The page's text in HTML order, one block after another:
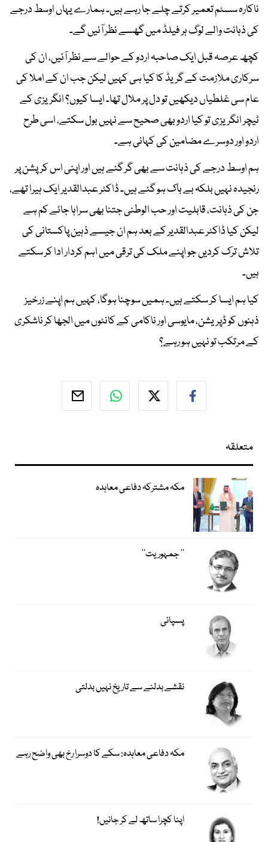
ناکارہ سسٹم تعمیر کرتے چلے جا رہے ہیں۔ ہمارے یہاں اوسط درجے
کی ذہانت والے لوگ ہر فیلڈ میں گھسے نظر آئیں گے۔
کچھ عرصہ قبل ایک صاحبہ اردو کے حوالے سے نظر آئیں، ان کی
سرکاری ملازمت کے گریڈ کا کیا ہی کہیں لیکن جب ان کے املا کی
عام سی غلطیاں دیکھیں تو دل پر ملال تھا۔ ایسا کیوں؟ انگریزی کے
ٹیچر انگریزی تو کیا اردو بھی صحیح سے نہیں بول سکتے، اسی طرح
اردو اور دوسرے مضامین کی کہانی ہے۔
ہم اوسط درجے کی ذہانت سے بھی گر گئے ہیں اور اپنی اس کرپشن پر
رنجیدہ نہیں بلکہ بے باک ہو گئے ہیں۔ ڈاکٹر عبدالقدیر ایک ہیرا تھے،
جن کی ذہانت، قابلیت اور حب الوطنی جتنا بھی سراہا جائے کم ہے
لیکن کیا ڈاکٹر عبدالقدیر کے بعد ہم ان جیسے ذہین پاکستانی کی
تلاش ترک کردیں جو اپنے ملک کی ترقی میں اہم کردار ادا کر سکتے
ہیں۔
کیا ہم ایسا کر سکتے ہیں۔ ہمیں سوچنا ہوگا، کہیں ہم اپنے زرخیز
ذہنوں کو ڈپریشن، مایوسی اور ناکامی کے کانٹوں میں الجھا کر ناشکری
کے مرتکب تو نہیں ہو رہے؟
متعلقہ
مکہ مشترکہ دفاعی معاہدہ
’’ جمہوریت‘‘
پسپائی
نقشے بدلنے سے تاریخ نہیں بدلتی
مکہ دفاعی معاہدہ: سکے کا دوسرا رخ بھی واضح رہے
اپنا کچرا ساتھ لے کر جائیں!